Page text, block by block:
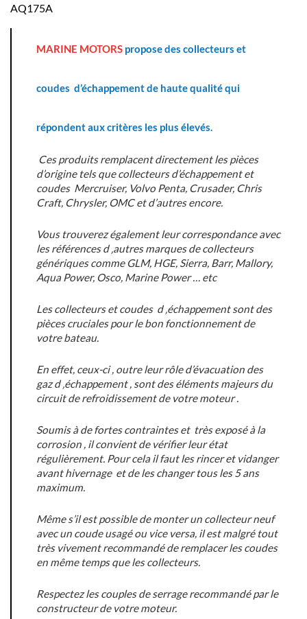
AQ175A
MARINE MOTORS propose des collecteurs et
coudes d’échappement de haute qualité qui
répondent aux critères les plus élevés.
Ces produits remplacent directement les pièces
d’origine tels que collecteurs d’échappement et
coudes Mercruiser, Volvo Penta, Crusader, Chris
Craft, Chrysler, OMC et d’autres encore.
Vous trouverez également leur correspondance avec
les références d ‚autres marques de collecteurs
génériques comme GLM, HGE, Sierra, Barr, Mallory,
Aqua Power, Osco, Marine Power … etc
Les collecteurs et coudes d ‚échappement sont des
pièces cruciales pour le bon fonctionnement de
votre bateau.
En effet, ceux-ci , outre leur rôle d’évacuation des
gaz d ‚échappement , sont des éléments majeurs du
circuit de refroidissement de votre moteur .
Soumis à de fortes contraintes et très exposé à la
corrosion , il convient de vérifier leur état
régulièrement. Pour cela il faut les rincer et vidanger
avant hivernage et de les changer tous les 5 ans
maximum.
Même s’il est possible de monter un collecteur neuf
avec un coude usagé ou vice versa, il est malgré tout
très vivement recommandé de remplacer les coudes
en même temps que les collecteurs.
Respectez les couples de serrage recommandé par le
constructeur de votre moteur.